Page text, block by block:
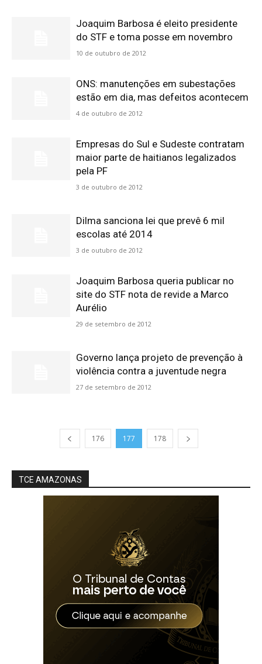
Joaquim Barbosa é eleito presidente
do STF e toma posse em novembro
10 de outubro de 2012
ONS: manutenções em subestações
estão em dia, mas defeitos acontecem
4 de outubro de 2012
Empresas do Sul e Sudeste contratam
maior parte de haitianos legalizados
pela PF
3 de outubro de 2012
Dilma sanciona lei que prevê 6 mil
escolas até 2014
3 de outubro de 2012
Joaquim Barbosa queria publicar no
site do STF nota de revide a Marco
Aurélio
29 de setembro de 2012
Governo lança projeto de prevenção à
violência contra a juventude negra
27 de setembro de 2012
176 177 178
TCE AMAZONAS